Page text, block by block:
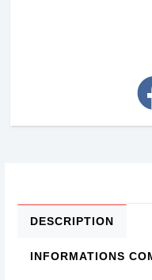
DESCRIPTION
INFORMATIONS